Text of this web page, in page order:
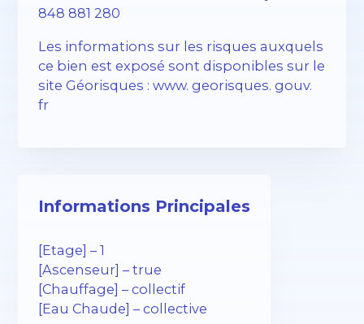
848 881 280
Les informations sur les risques auxquels
ce bien est exposé sont disponibles sur le
site Géorisques : www. georisques. gouv.
fr
Informations Principales
[Etage] – 1
[Ascenseur] – true
[Chauffage] – collectif
[Eau Chaude] – collective